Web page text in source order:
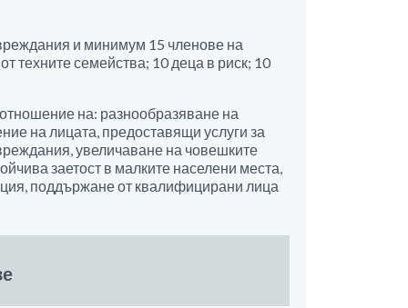
и минимум 15 членове на
техните семейства; 10 деца в риск; 10
на: разнообразяване на
на лицата, предоставящи услуги за
увеличаване на човешките
заетост в малките населени места,
поддържане от квалифицирани лица